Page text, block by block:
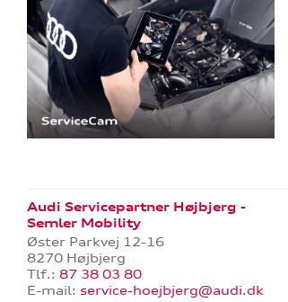
Audi Servicepartner Højbjerg -
Semler Mobility
Øster Parkvej 12-16
8270 Højbjerg
Tlf.: 87 38 03 80
E-mail: service-hoejbjerg@audi.dk